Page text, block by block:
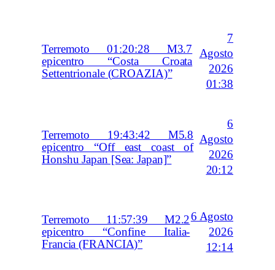
Terremoto 01:20:28 M3.7
epicentro “Costa Croata
Settentrionale (CROAZIA)”
7
Agosto
2026
01:38
Terremoto 19:43:42 M5.8
epicentro “Off east coast of
Honshu Japan [Sea: Japan]”
6
Agosto
2026
20:12
Terremoto 11:57:39 M2.2
epicentro “Confine Italia-
Francia (FRANCIA)”
6 Agosto
2026
12:14